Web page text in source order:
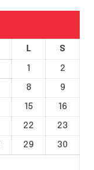
L S
1
2
8
9
15
16
22
23
29
30